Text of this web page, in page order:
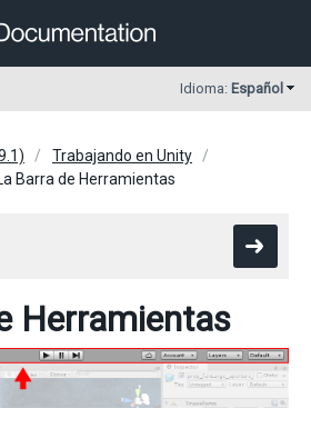
Idioma: Español
Trabajando en Unity
Barra de Herramientas
Herramientas